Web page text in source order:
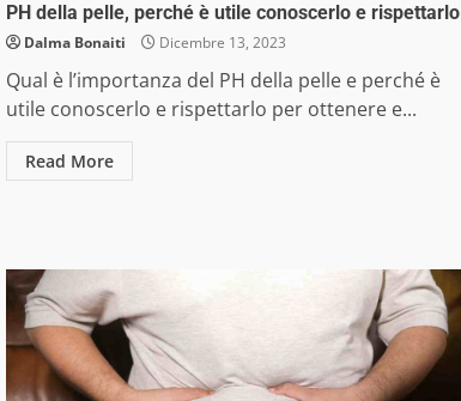
PH della pelle, perché è utile conoscerlo e rispettarlo
Dalma Bonaiti Dicembre 13, 2023
Qual è l’importanza del PH della pelle e perché è
utile conoscerlo e rispettarlo per ottenere e...
Read More